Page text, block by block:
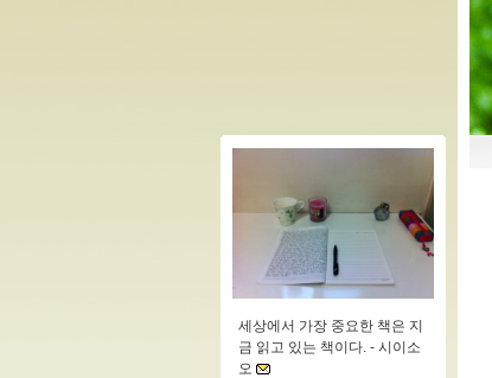
세상에서 가장 중요한 책은 지
금 읽고 있는 책이다. - 시이소
오